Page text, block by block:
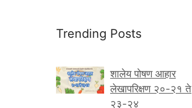
Trending Posts
शालेय पोषण आहार
लेखापरिक्षण २०-२१ ते
२३-२४